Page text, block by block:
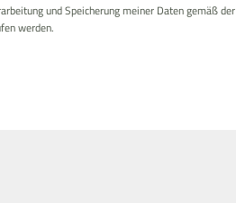
und Speicherung meiner Daten gemäß der
werden.